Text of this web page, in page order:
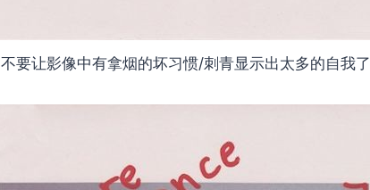
不要让影像中有拿烟的坏习惯/刺青显示出太多的自我了